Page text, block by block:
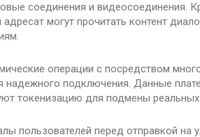
соединения и видеосоединения.
могут прочитать контент
операции с посредством
надежного подключения. Данные
токенизацию для подмены
пользователей перед отправкой на